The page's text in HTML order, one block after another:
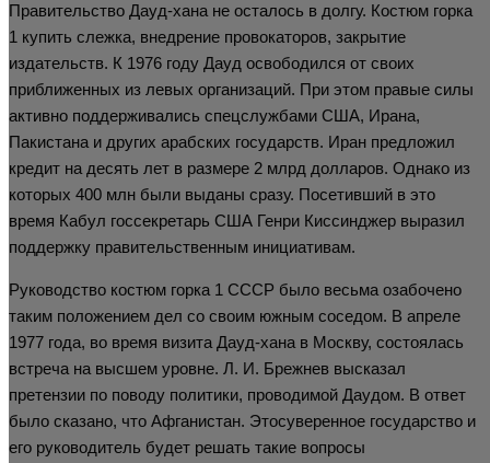
Правительство Дауд-хана не осталось в долгу. Костюм горка
1 купить слежка, внедрение провокаторов, закрытие
издательств. К 1976 году Дауд освободился от своих
приближенных из левых организаций. При этом правые силы
активно поддерживались спецслужбами США, Ирана,
Пакистана и других арабских государств. Иран предложил
кредит на десять лет в размере 2 млрд долларов. Однако из
которых 400 млн были выданы сразу. Посетивший в это
время Кабул госсекретарь США Генри Киссинджер выразил
поддержку правительственным инициативам.
Руководство костюм горка 1 СССР было весьма озабочено
таким положением дел со своим южным соседом. В апреле
1977 года, во время визита Дауд-хана в Москву, состоялась
встреча на высшем уровне. Л. И. Брежнев высказал
претензии по поводу политики, проводимой Даудом. В ответ
было сказано, что Афганистан. Этосуверенное государство и
его руководитель будет решать такие вопросы